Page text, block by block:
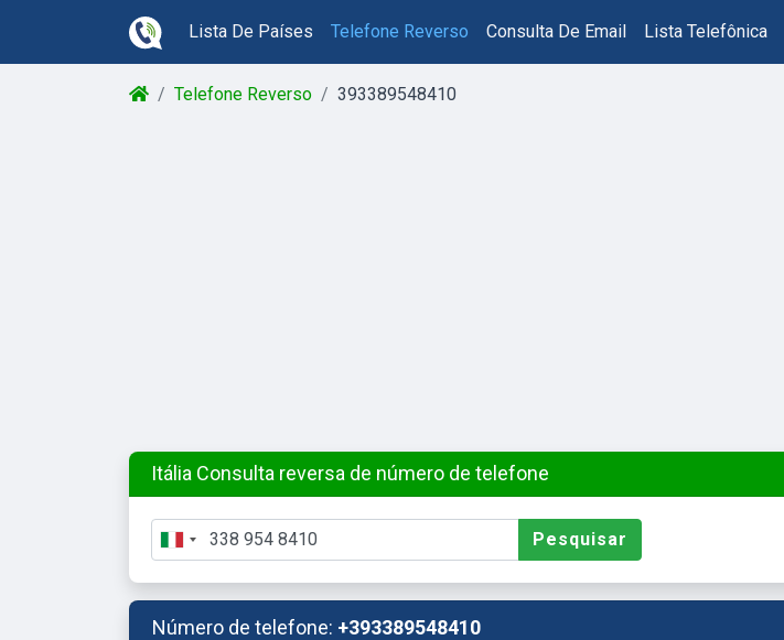
Lista De Países Telefone Reverso Consulta De Email Lista Telefônica
Telefone Reverso 393389548410
Itália Consulta reversa de número de telefone
Pesquisar
Número de telefone: +393389548410